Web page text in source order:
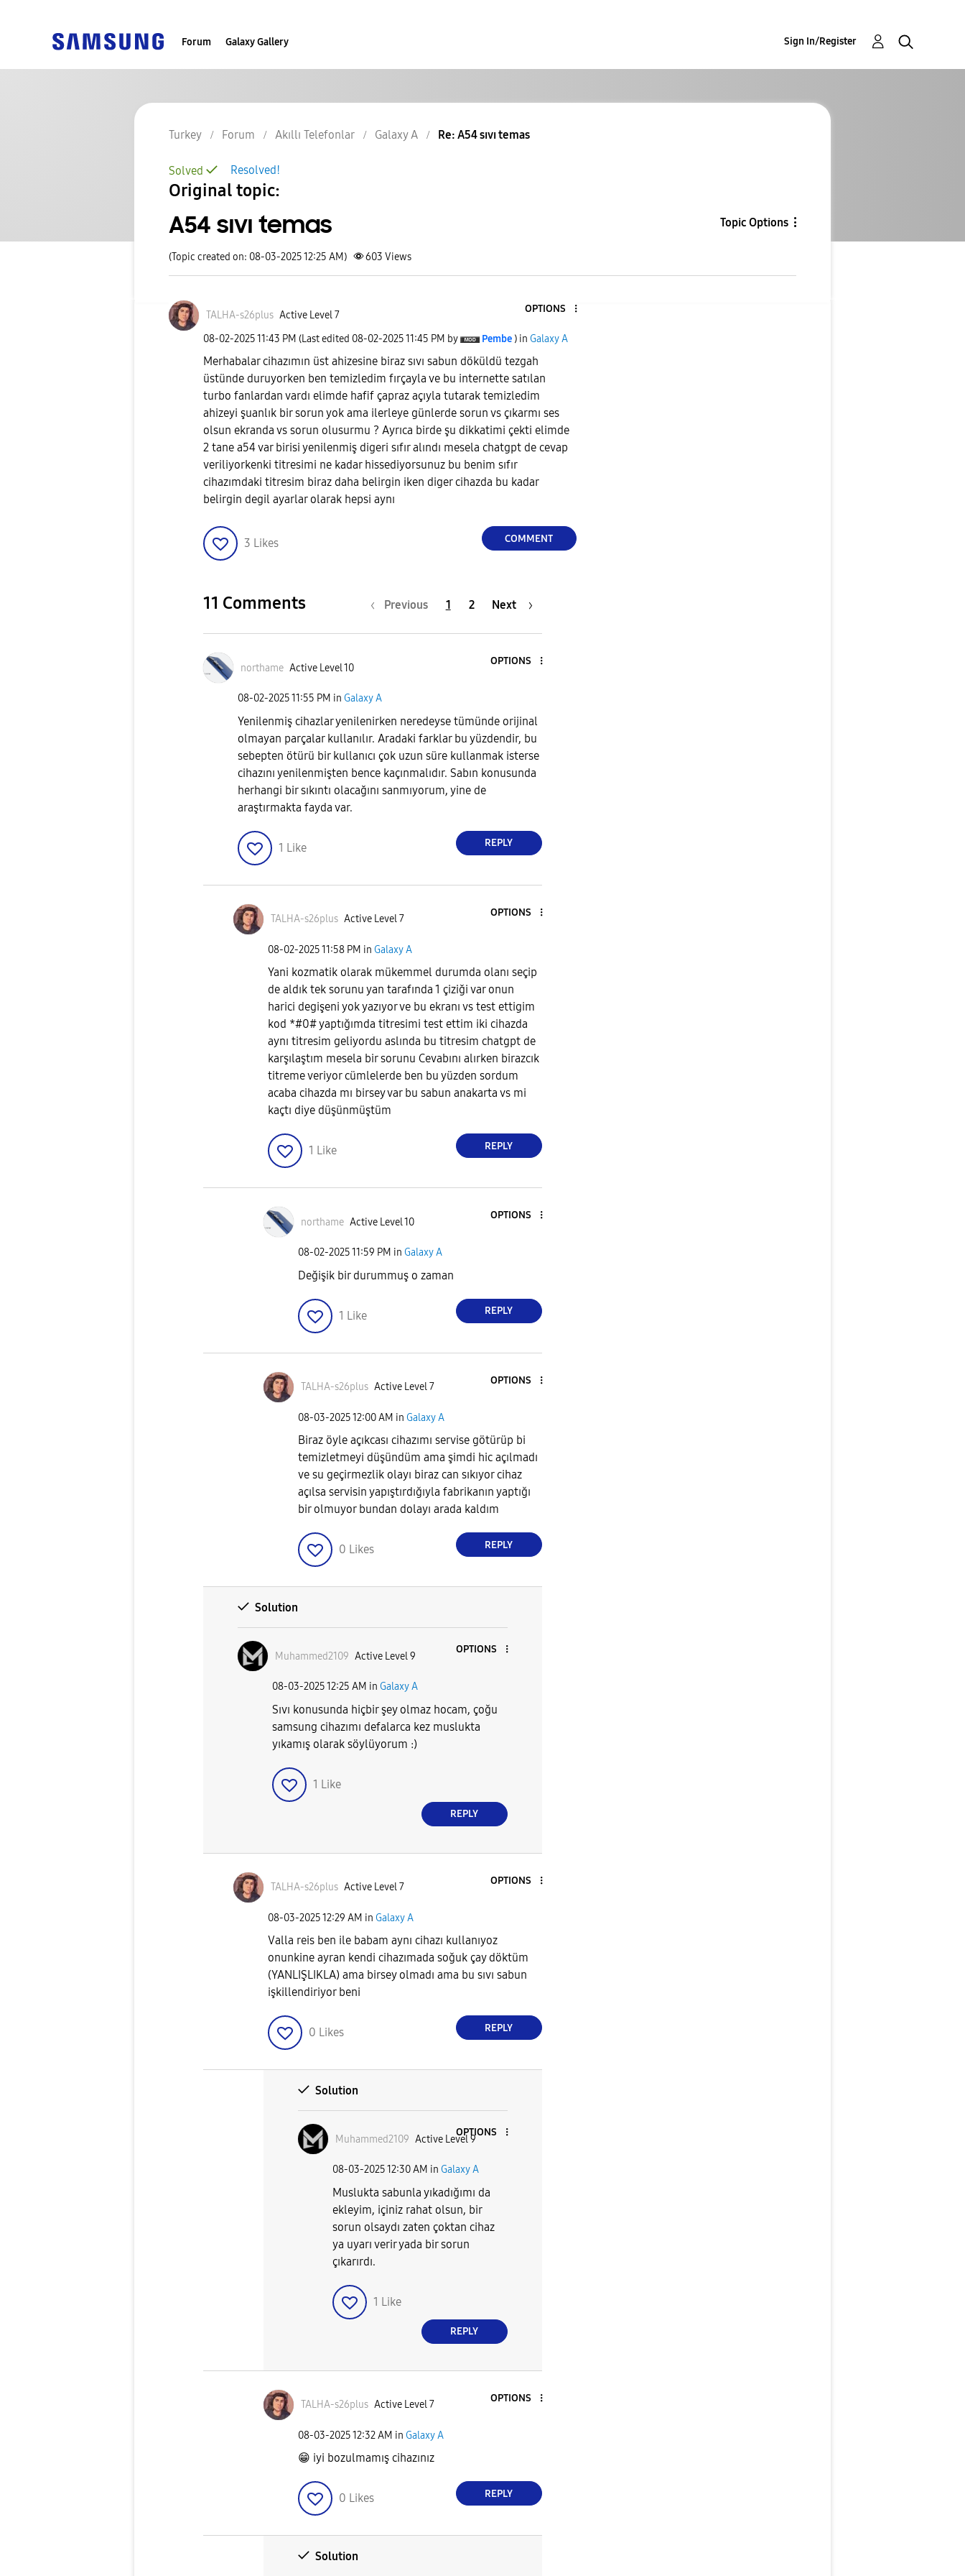
Forum Galaxy Gallery Sign In/Register
Turkey Forum Akıllı Telefonlar Galaxy A Re: A54 sıvı temas
Resolved!
Solved
Original topic:
A54 sıvı temas Topic Options
(Topic created on: 08-03-2025 12:25 AM) 603 Views
TALHA-s26plus Active Level 7
OPTIONS
‎08-02-202511:43 PM (Last edited ‎08-02-202511:45 PM by Pembe ) in Galaxy A
Merhabalar cihazımın üst ahizesine biraz sıvı sabun döküldü tezgah
üstünde duruyorken ben temizledim fırçayla ve bu internette satılan
turbo fanlardan vardı elimde hafif çapraz açıyla tutarak temizledim
ahizeyi şuanlık bir sorun yok ama ilerleye günlerde sorun vs çıkarmı ses
olsun ekranda vs sorun olusurmu ? Ayrıca birde şu dikkatimi çekti elimde
2 tane a54 var birisi yenilenmiş digeri sıfır alındı mesela chatgpt de cevap
veriliyorkenki titresimi ne kadar hissediyorsunuz bu benim sıfır
cihazımdaki titresim biraz daha belirgin iken diger cihazda bu kadar
belirgin degil ayarlar olarak hepsi aynı
3 Likes COMMENT
11 Comments Previous 1 2 Next
northame Active Level 10
OPTIONS
‎08-02-202511:55 PM in Galaxy A
Yenilenmiş cihazlar yenilenirken neredeyse tümünde orijinal
olmayan parçalar kullanılır. Aradaki farklar bu yüzdendir, bu
sebepten ötürü bir kullanıcı çok uzun süre kullanmak isterse
cihazını yenilenmişten bence kaçınmalıdır. Sabın konusunda
herhangi bir sıkıntı olacağını sanmıyorum, yine de
araştırmakta fayda var.
1 Like REPLY
TALHA-s26plus Active Level 7
OPTIONS
‎08-02-202511:58 PM in Galaxy A
Yani kozmatik olarak mükemmel durumda olanı seçip
de aldık tek sorunu yan tarafında 1 çiziği var onun
harici degişeni yok yazıyor ve bu ekranı vs test ettigim
kod *#0# yaptığımda titresimi test ettim iki cihazda
aynı titresim geliyordu aslında bu titresim chatgpt de
karşılaştım mesela bir sorunu Cevabını alırken birazcık
titreme veriyor cümlelerde ben bu yüzden sordum
acaba cihazda mı birsey var bu sabun anakarta vs mi
kaçtı diye düşünmüştüm
1 Like REPLY
northame Active Level 10
OPTIONS
‎08-02-202511:59 PM in Galaxy A
Değişik bir durummuş o zaman
1 Like REPLY
TALHA-s26plus Active Level 7
OPTIONS
‎08-03-202512:00 AM in Galaxy A
Biraz öyle açıkcası cihazımı servise götürüp bi
temizletmeyi düşündüm ama şimdi hic açılmadı
ve su geçirmezlik olayı biraz can sıkıyor cihaz
açılsa servisin yapıştırdığıyla fabrikanın yaptığı
bir olmuyor bundan dolayı arada kaldım
0 Likes REPLY
Solution
Muhammed2109 Active Level 9
OPTIONS
‎08-03-202512:25 AM in Galaxy A
Sıvı konusunda hiçbir şey olmaz hocam, çoğu
samsung cihazımı defalarca kez muslukta
yıkamış olarak söylüyorum :)
1 Like
REPLY
TALHA-s26plus Active Level 7
OPTIONS
‎08-03-202512:29 AM in Galaxy A
Valla reis ben ile babam aynı cihazı kullanıyoz
onunkine ayran kendi cihazımada soğuk çay döktüm
(YANLIŞLIKLA) ama birsey olmadı ama bu sıvı sabun
işkillendiriyor beni
0 Likes REPLY
Solution
Muhammed2109 Active Level 9
OPTIONS
‎08-03-202512:30 AM in Galaxy A
Muslukta sabunla yıkadığımı da
ekleyim, içiniz rahat olsun, bir
sorun olsaydı zaten çoktan cihaz
ya uyarı verir yada bir sorun
çıkarırdı.
1 Like
REPLY
TALHA-s26plus Active Level 7
OPTIONS
‎08-03-202512:32 AM in Galaxy A
😁 iyi bozulmamış cihazınız
0 Likes REPLY
Solution